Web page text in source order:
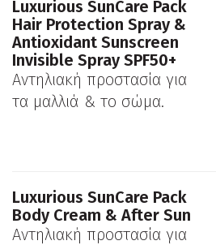
Luxurious SunCare Pack
Hair Protection Spray &
Antioxidant Sunscreen
Invisible Spray SPF50+
Αντηλιακή προστασία για
τα μαλλιά & το σώμα.
Luxurious SunCare Pack
Body Cream & After Sun
Αντηλιακή προστασία για